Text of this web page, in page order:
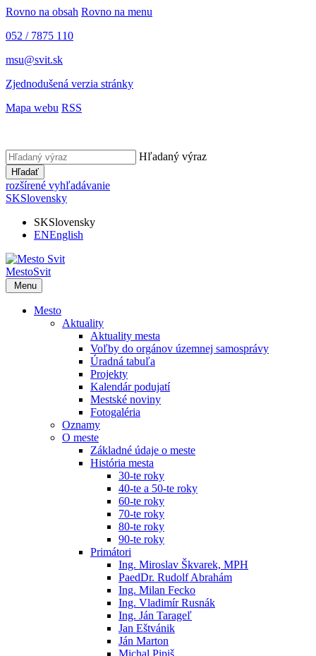
Rovno na obsah Rovno na menu
052 / 7875 110
msu@svit.sk
Zjednodušená verzia stránky
Mapa webu RSS
Hľadaný výraz
Hľadať
rozšírené vyhľadávanie
SKSlovensky
SKSlovensky
ENEnglish
MestoSvit
Menu
Mesto
Aktuality
Aktuality mesta
Voľby do orgánov územnej samosprávy
Úradná tabuľa
Projekty
Kalendár podujatí
Mestské noviny
Fotogaléria
Oznamy
O meste
Základné údaje o meste
História mesta
30-te roky
40-te a 50-te roky
60-te roky
70-te roky
80-te roky
90-te roky
Primátori
Ing. Miroslav Škvarek, MPH
PaedDr. Rudolf Abrahám
Ing. Milan Fecko
Ing. Vladimír Rusnák
Ing. Ján Tarageľ
Jan Eštvánik
Ján Marton
Michal Pipiš